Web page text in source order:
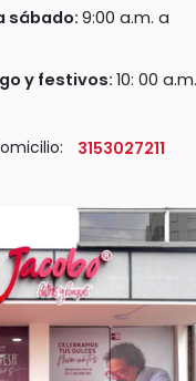
sábado: 9:00 a.m. a
y festivos:10: 00 a.m.
3153027211